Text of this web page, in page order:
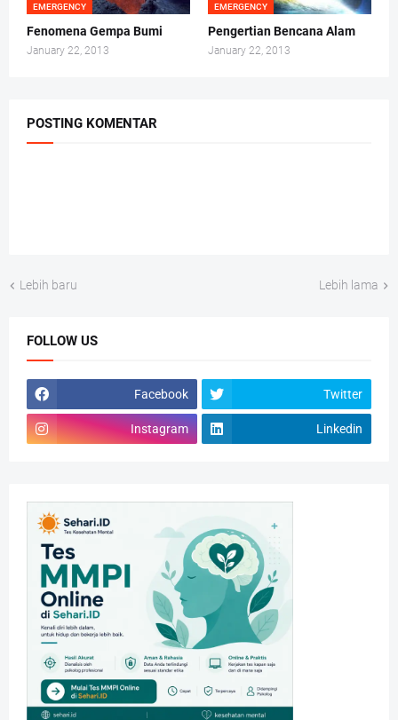
EMERGENCY
Fenomena Gempa Bumi
January 22, 2013
EMERGENCY
Pengertian Bencana Alam
January 22, 2013
POSTING KOMENTAR
Lebih baru Lebih lama
FOLLOW US
Facebook Twitter
Instagram Linkedin